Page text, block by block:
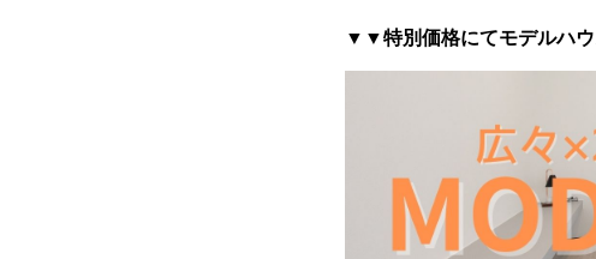
▼▼特別価格にてモデルハ